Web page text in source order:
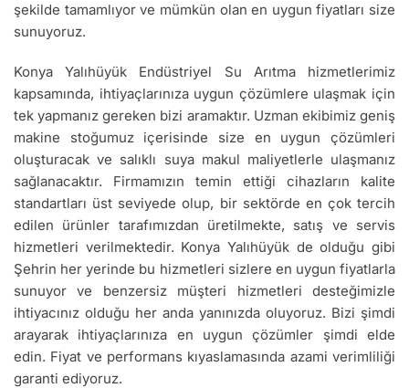
şekilde tamamlıyor ve mümkün olan en uygun fiyatları size
sunuyoruz.
Konya Yalıhüyük Endüstriyel Su Arıtma hizmetlerimiz
kapsamında, ihtiyaçlarınıza uygun çözümlere ulaşmak için
tek yapmanız gereken bizi aramaktır. Uzman ekibimiz geniş
makine stoğumuz içerisinde size en uygun çözümleri
oluşturacak ve salıklı suya makul maliyetlerle ulaşmanız
sağlanacaktır. Firmamızın temin ettiği cihazların kalite
standartları üst seviyede olup, bir sektörde en çok tercih
edilen ürünler tarafımızdan üretilmekte, satış ve servis
hizmetleri verilmektedir. Konya Yalıhüyük de olduğu gibi
Şehrin her yerinde bu hizmetleri sizlere en uygun fiyatlarla
sunuyor ve benzersiz müşteri hizmetleri desteğimizle
ihtiyacınız olduğu her anda yanınızda oluyoruz. Bizi şimdi
arayarak ihtiyaçlarınıza en uygun çözümler şimdi elde
edin. Fiyat ve performans kıyaslamasında azami verimliliği
garanti ediyoruz.